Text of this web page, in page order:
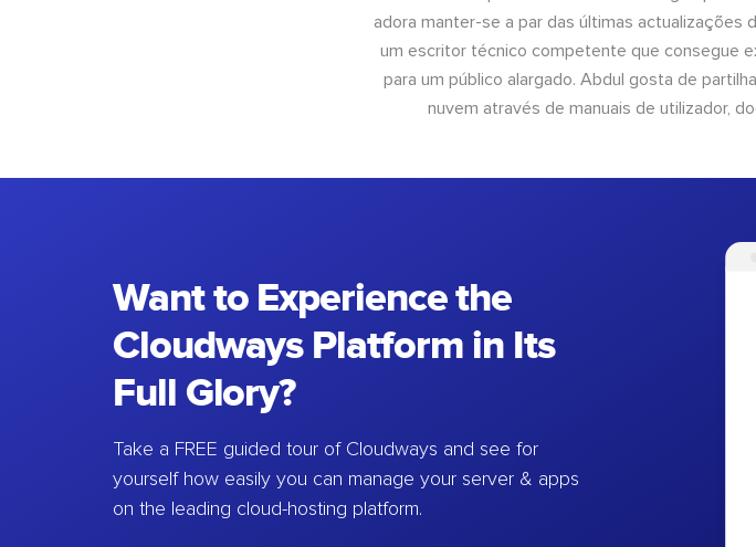
adora manter-se a par das últimas
um escritor técnico competente que consegue
para um público alargado. Abdul gosta de
nuvem através de manuais de utilizador,
Want to Experience the
Cloudways Platform in Its
Full Glory?
Take a FREE guided tour of Cloudways and see for
yourself how easily you can manage your server & apps
on the leading cloud-hosting platform.